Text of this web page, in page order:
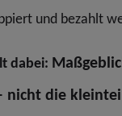
und bezahlt
dabei:
nicht die